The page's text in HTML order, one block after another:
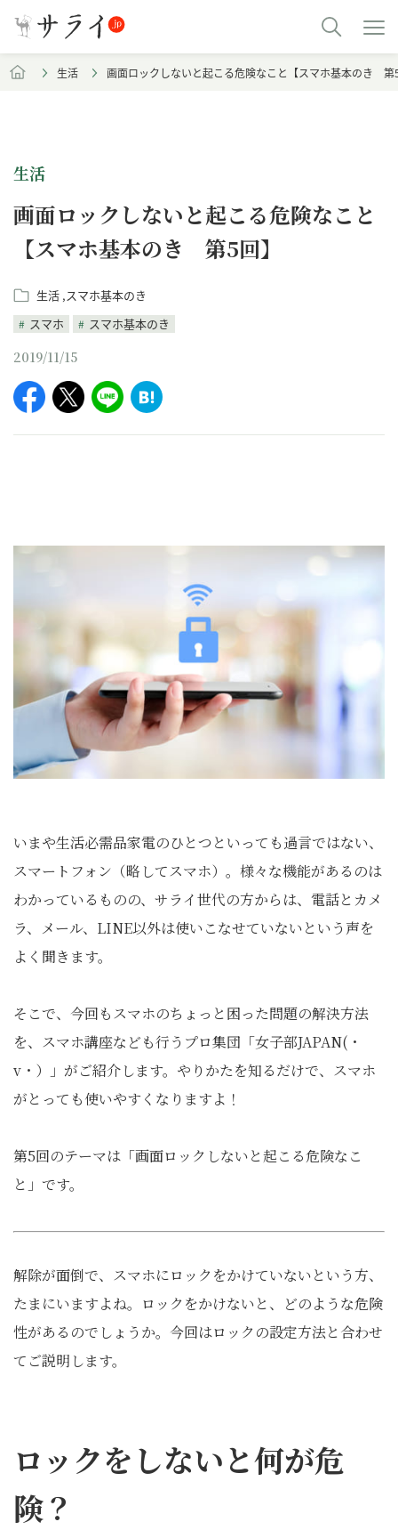
生活 画面ロックしないと起こる危険なこと【スマホ基本のき 第
生活
画面ロックしないと起こる危険なこと
【スマホ基本のき 第5回】
生活 スマホ基本のき
スマホ
スマホ基本のき
2019/11/15
いまや生活必需品家電のひとつといっても過言ではない、
スマートフォン（略してスマホ）。様々な機能があるのは
わかっているものの、サライ世代の方からは、電話とカメ
ラ、メール、LINE以外は使いこなせていないという声を
よく聞きます。
そこで、今回もスマホのちょっと困った問題の解決方法
を、スマホ講座なども行うプロ集団「女子部JAPAN(・
v・）」がご紹介します。やりかたを知るだけで、スマホ
がとっても使いやすくなりますよ！
第5回のテーマは「画面ロックしないと起こる危険なこ
と」です。
解除が面倒で、スマホにロックをかけていないという方、
たまにいますよね。ロックをかけないと、どのような危険
性があるのでしょうか。今回はロックの設定方法と合わせ
てご説明します。
ロックをしないと何が危
険？